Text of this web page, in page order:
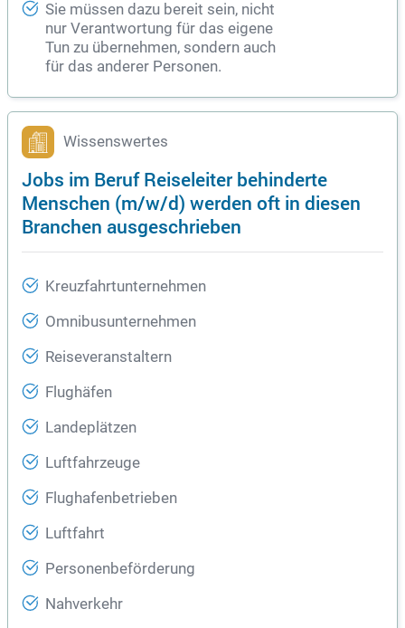
Sie müssen dazu bereit sein, nicht
nur Verantwortung für das eigene
Tun zu übernehmen, sondern auch
für das anderer Personen.
Wissenswertes
Jobs im Beruf Reiseleiter behinderte
Menschen (m/w/d) werden oft in diesen
Branchen ausgeschrieben
Kreuzfahrtunternehmen
Omnibusunternehmen
Reiseveranstaltern
Flughäfen
Landeplätzen
Luftfahrzeuge
Flughafenbetrieben
Luftfahrt
Personenbeförderung
Nahverkehr